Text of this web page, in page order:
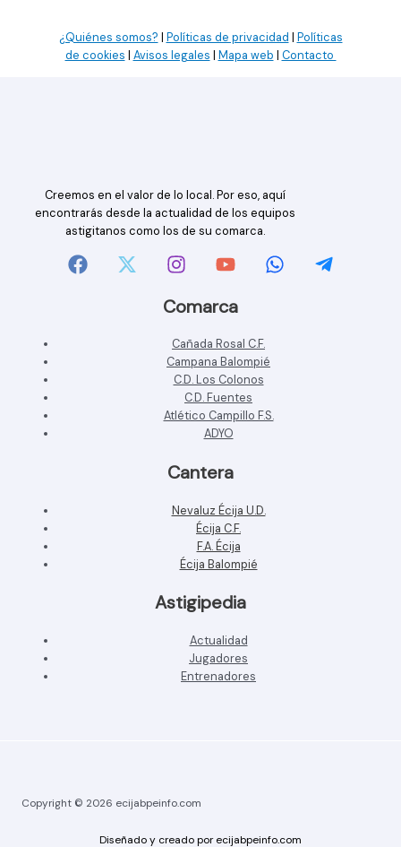
¿Quiénes somos? | Políticas de privacidad | Políticas
de cookies | Avisos legales | Mapa web | Contacto
Creemos en el valor de lo local. Por eso, aquí
encontrarás desde la actualidad de los equipos
astigitanos como los de su comarca.
Comarca
Cañada Rosal C.F.
Campana Balompié
C.D. Los Colonos
C.D. Fuentes
Atlético Campillo F.S.
ADYO
Cantera
Nevaluz Écija U.D.
Écija C.F.
F.A. Écija
Écija Balompié
Astigipedia
Actualidad
Jugadores
Entrenadores
Copyright © 2026 ecijabpeinfo.com
Diseñado y creado por ecijabpeinfo.com